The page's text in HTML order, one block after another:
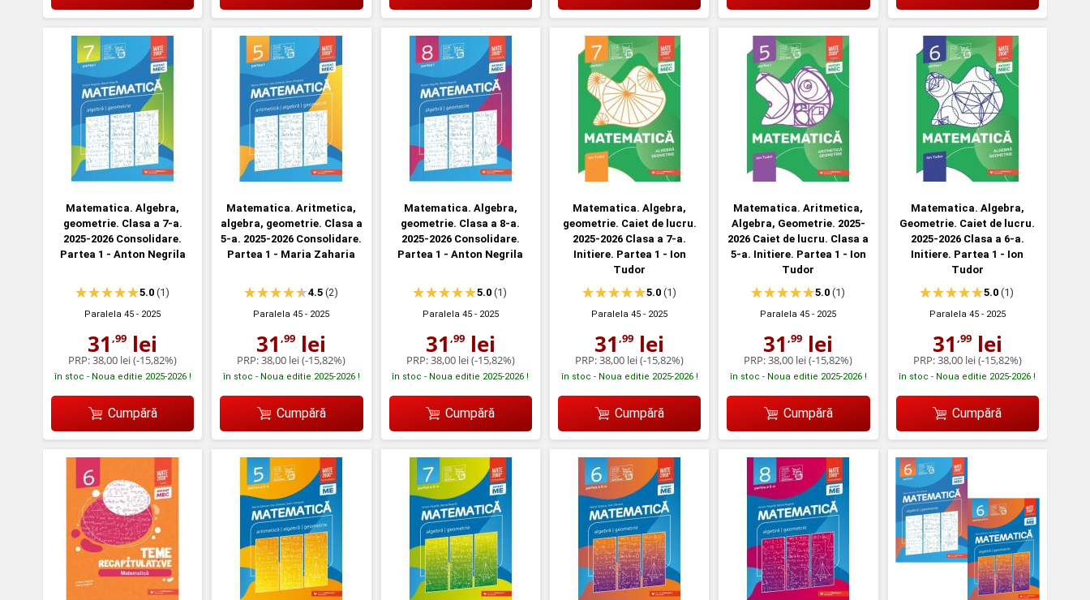
Matematica. Algebra,
geometrie. Clasa a 7-a.
2025-2026 Consolidare.
Partea 1 - Anton Negrila
5.0(1)
Paralela 45 - 2025
31,99 lei
PRP:38,00 lei(-15,82%)
în stoc - Noua editie 2025-2026 !
Cumpără
Matematica. Aritmetica,
algebra, geometrie. Clasa a
5-a. 2025-2026 Consolidare.
Partea 1 - Maria Zaharia
4.5(2)
Paralela 45 - 2025
31,99 lei
PRP:38,00 lei(-15,82%)
în stoc - Noua editie 2025-2026 !
Cumpără
Matematica. Algebra,
geometrie. Clasa a 8-a.
2025-2026 Consolidare.
Partea 1 - Anton Negrila
5.0 (1)
Paralela 45- 2025
31 ,99lei
PRP:38,00 lei(-15,82%)
în stoc - Noua editie 2025-2026 !
Cumpără
Matematica. Algebra,
geometrie. Caiet de lucru.
2025-2026 Clasa a 7-a.
Initiere. Partea 1 - Ion
Tudor
5.0(1)
Paralela 45 - 2025
31,99 lei
PRP:38,00 lei(-15,82%)
în stoc - Noua editie 2025-2026 !
Cumpără
Matematica. Aritmetica,
Algebra, Geometrie. 2025-
2026 Caiet de lucru. Clasa a
5-a. Initiere. Partea 1 - Ion
Tudor
5.0(1)
Paralela 45 - 2025
31,99 lei
PRP:38,00 lei(-15,82%)
în stoc - Noua editie 2025-2026 !
Cumpără
Matematica. Algebra,
Geometrie. Caiet de lucru.
2025-2026 Clasa a 6-a.
Initiere. Partea 1 - Ion
Tudor
5.0 (1)
Paralela 45- 2025
31 ,99lei
PRP:38,00 lei(-15,82%)
în stoc - Noua editie 2025-2026 !
Cumpără